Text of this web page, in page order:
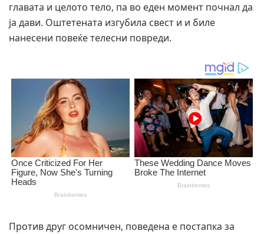
главата и целото тело, па во еден момент почнал да
ја дави. Оштетената изгубила свест и и биле
нанесени повеќе телесни повреди.
Против друг осомничен, поведена е постапка за